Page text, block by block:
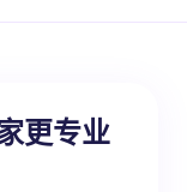
更专业